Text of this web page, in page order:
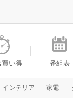
ャンネル
買い得 番組表
インテリア 家電